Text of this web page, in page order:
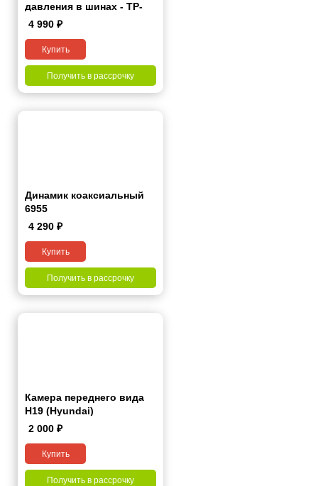
давления в шинах - TP-
Pro
4 990 ₽
Купить
Получить в рассрочку
Динамик коаксиальный
6955
4 290 ₽
Купить
Получить в рассрочку
Камера переднего вида
H19 (Hyundai)
2 000 ₽
Купить
Получить в рассрочку